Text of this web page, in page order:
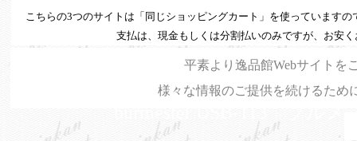
こちらの3つのサイトは「同じショッピングカート」を使っています
支払は、現金もしくは分割払いのみですが、お安
平素より逸品館Webサイトを
様々な情報のご提供を続けるため